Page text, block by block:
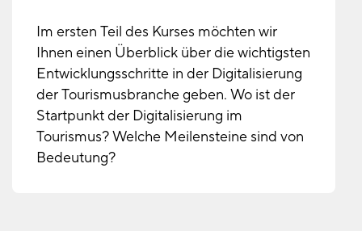
Im ersten Teil des Kurses möchten wir
Ihnen einen Überblick über die wichtigsten
Entwicklungsschritte in der Digitalisierung
der Tourismusbranche geben. Wo ist der
Startpunkt der Digitalisierung im
Tourismus? Welche Meilensteine sind von
Bedeutung?